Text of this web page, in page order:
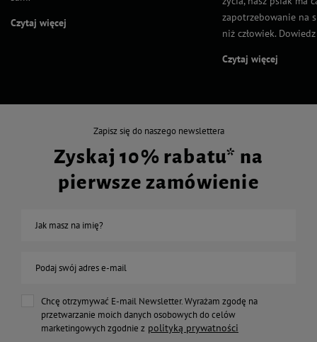
Czytaj więcej
zapotrzebowanie na
niż człowiek.
Czytaj więcej
Zapisz się do naszego newslettera
Zyskaj 10% rabatu* na
pierwsze zamówienie
Jak masz na imię?
Podaj swój adres e-mail
Chcę otrzymywać E-mail Newsletter. Wyrażam zgodę na
przetwarzanie moich danych osobowych do celów
marketingowych zgodnie z polityką prywatności